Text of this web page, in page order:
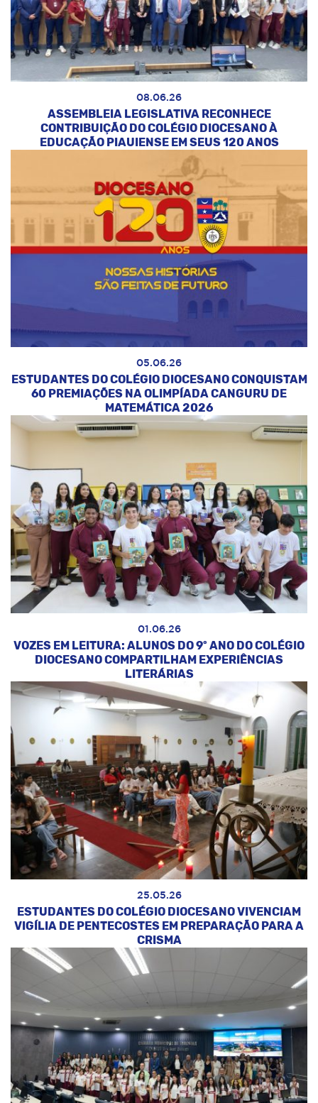
08.06.26
ASSEMBLEIA LEGISLATIVA RECONHECE
CONTRIBUIÇÃO DO COLÉGIO DIOCESANO À
EDUCAÇÃO PIAUIENSE EM SEUS 120 ANOS
05.06.26
ESTUDANTES DO COLÉGIO DIOCESANO CONQUISTAM
60 PREMIAÇÕES NA OLIMPÍADA CANGURU DE
MATEMÁTICA 2026
01.06.26
VOZES EM LEITURA: ALUNOS DO 9º ANO DO COLÉGIO
DIOCESANO COMPARTILHAM EXPERIÊNCIAS
LITERÁRIAS
25.05.26
ESTUDANTES DO COLÉGIO DIOCESANO VIVENCIAM
VIGÍLIA DE PENTECOSTES EM PREPARAÇÃO PARA A
CRISMA